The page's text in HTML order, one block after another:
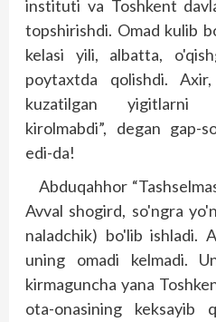
instituti va Toshkent
topshirishdi. Omad kulib
kelasi yili, albatta,
poytaxtda qolishdi.
kuzatilgan yigitlarni
kirolmabdi”, degan gap-
edi-da!
Abduqahhor
Avval shogird, so'ngra
naladchik) bo'lib ishladi.
uning omadi kelmadi.
kirmaguncha yana
ota-onasining keksayib